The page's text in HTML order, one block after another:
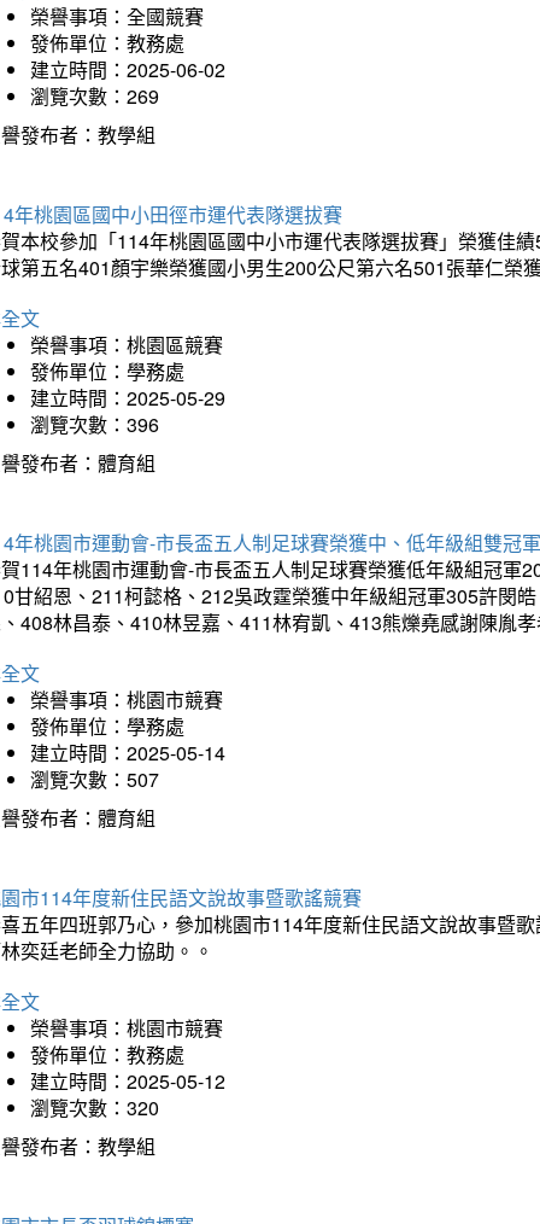
榮譽事項：全國競賽
發佈單位：教務處
建立時間：2025-06-02
瀏覽次數：269
發布者：教學組
年桃園區國中小田徑市運代表隊選拔賽
本校參加「114年桃園區國中小市運代表隊選拔賽」榮獲佳
第五名401顏宇樂榮獲國小男生200公尺第六名501張華仁
文
榮譽事項：桃園區競賽
發佈單位：學務處
建立時間：2025-05-29
瀏覽次數：396
發布者：體育組
年桃園市運動會-市長盃五人制足球賽榮獲中、低年級組雙冠軍
114年桃園市運動會-市長盃五人制足球賽榮獲低年級組冠
甘紹恩、211柯懿格、212吳政霆榮獲中年級組冠軍305許閔
408林昌泰、410林昱嘉、411林宥凱、413熊爍堯感謝陳胤
文
榮譽事項：桃園市競賽
發佈單位：學務處
建立時間：2025-05-14
瀏覽次數：507
發布者：體育組
市114年度新住民語文說故事暨歌謠競賽
五年四班郭乃心，參加桃園市114年度新住民語文說故事暨
奕廷老師全力協助。。
文
榮譽事項：桃園市競賽
發佈單位：教務處
建立時間：2025-05-12
瀏覽次數：320
發布者：教學組